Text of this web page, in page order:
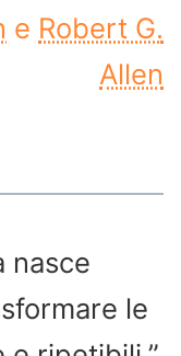
e Robert G.
Allen
nasce
le